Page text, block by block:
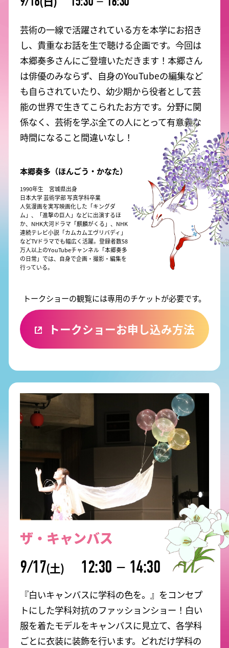
和太鼓ｘRelish
16:00
15:00
15:30ー16:30
本郷奏多トークショー
「芸術で生きる」
軽音 wallop
16:00
16:30ー
学科対抗表
芸術の一線で活躍されている方を本学にお招き
し、貴重なお話を生で聴ける企画です。今回は
本郷奏多さんにご登壇いただきます！本郷さん
は俳優のみならず、自身のYouTubeの編集など
も自らされていたり、幼少期から役者として芸
能の世界で生きてこられたお方です。分野に関
係なく、芸術を学ぶ全ての人にとって有意義な
時間になること間違いなし！
本郷奏多（ほんごう・かなた）
1990年生 宮城県出身
日本大学 芸術学部 写真学科卒業
人気漫画を実写映画化した「キングダ
ム」、「進撃の巨人」などに出演するほ
か、NHK大河ドラマ「麒麟がくる」、NHK
連続テレビ小説「カムカムエヴリバディ」
などTVドラマでも幅広く活躍。登録者数58
万人以上のYouTubeチャンネル「本郷奏多
の日常」では、自身で企画・撮影・編集を
行っている。
トークショーの観覧には専用のチケットが必要です。
トークショーお申し込み方法
ザ・キャンバス
9/17(土)12:30 － 14:30
『白いキャンバスに学科の色を。』をコンセプ
トにした学科対抗のファッションショー！白い
服を着たモデルをキャンバスに見立て、各学科
ごとに衣装に装飾を行います。どれだけ学科の